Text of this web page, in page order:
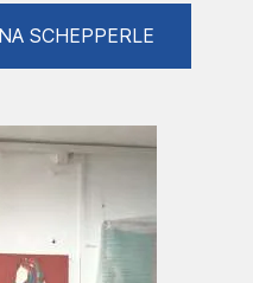
, digital wie im
Rast und Ruhe…
Zeitraffer an
in einem
finden
Symbolismus. Diese
späten
SCHEPPERLE